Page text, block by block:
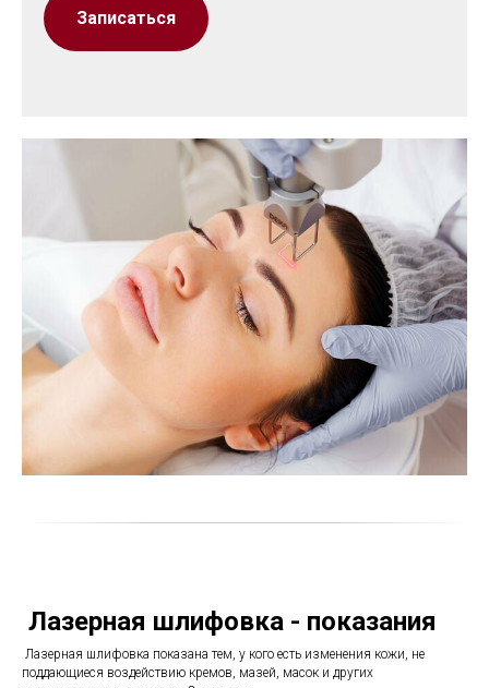
Записаться
Лазерная шлифовка - показания
Лазерная шлифовка показана тем, у кого есть изменения кожи, не
поддающиеся воздействию кремов, мазей, масок и других